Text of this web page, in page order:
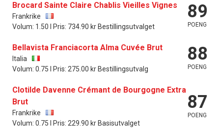
Brocard Sainte Claire Chablis Vieilles Vignes
Frankrike
Volum: 1.50 l Pris: 734.90 kr Bestillingsutvalget
89
POENG
Bellavista Franciacorta Alma Cuvée Brut
Italia
Volum: 0.75 l Pris: 275.00 kr Bestillingsutvalg
88
POENG
Clotilde Davenne Crémant de Bourgogne Extra
Brut
Frankrike
Volum: 0.75 l Pris: 229.90 kr Basisutvalget
87
POENG